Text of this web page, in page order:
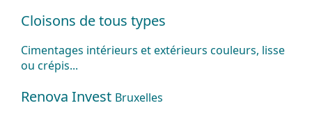
Cloisons de tous types
Cimentages intérieurs et extérieurs couleurs, lisse
ou crépis...
Renova Invest Bruxelles